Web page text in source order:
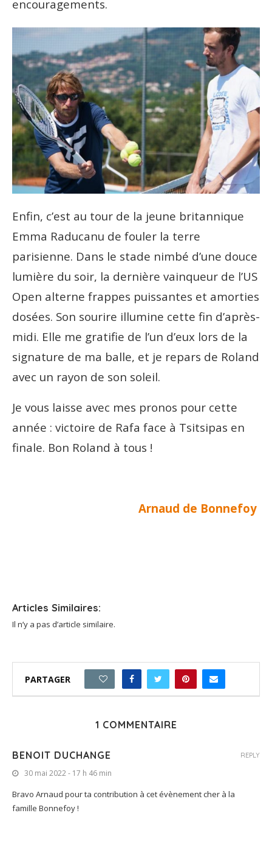
encouragements.
Enfin, c’est au tour de la jeune britannique
Emma Raducanu de fouler la terre
parisienne. Dans le stade nimbé d’une douce
lumière du soir, la dernière vainqueur de l’US
Open alterne frappes puissantes et amorties
dosées. Son sourire illumine cette fin d’après-
midi. Elle me gratifie de l’un d’eux lors de la
signature de ma balle, et je repars de Roland
avec un rayon de son soleil.
Je vous laisse avec mes pronos pour cette
année : victoire de Rafa face à Tsitsipas en
finale. Bon Roland à tous !
Arnaud de Bonnefoy
Articles Similaires:
Il n’y a pas d’article similaire.
PARTAGER
1 COMMENTAIRE
BENOIT DUCHANGE
30 mai 2022 - 17 h 46 min
Bravo Arnaud pour ta contribution à cet évènement cher à la
famille Bonnefoy !
REPLY